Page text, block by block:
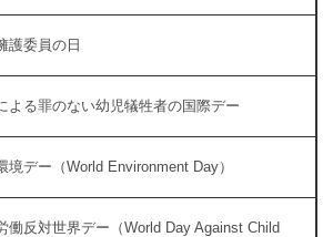
護委員の日
よる罪のない幼児犠牲者の国際デー
境デー（World Environment Day）
働反対世界デー（World Day Against Child